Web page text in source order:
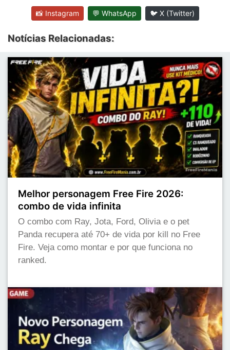
📸 Instagram 💬 WhatsApp 🐦 X (Twitter)
Notícias Relacionadas:
Melhor personagem Free Fire 2026:
combo de vida infinita
O combo com Ray, Jota, Ford, Olivia e o pet
Panda recupera até 70+ de vida por kill no Free
Fire. Veja como montar e por que funciona no
ranked.